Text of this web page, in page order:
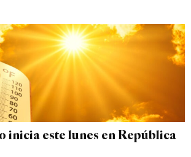
inicia este lunes en República